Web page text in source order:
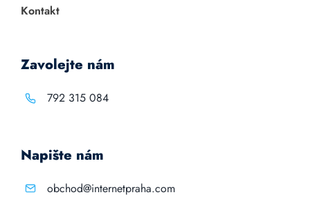
Kontakt
Zavolejte nám
792 315 084
Napište nám
obchod@internetpraha.com